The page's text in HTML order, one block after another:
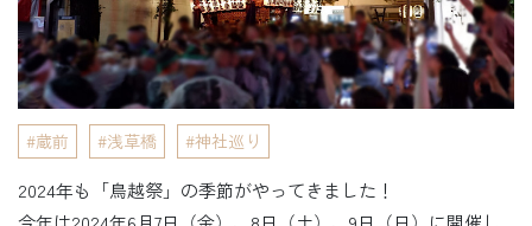
蔵前 浅草橋 神社巡り
2024年も「鳥越祭」の季節がやってきました！